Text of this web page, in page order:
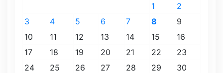
1
2
3
4 5 6 7 8
9
10
11 12 13 14 15
16
17
18 19 20 21 22
23
24
25 26 27 28 29
30